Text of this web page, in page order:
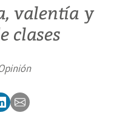
valentía y
clases